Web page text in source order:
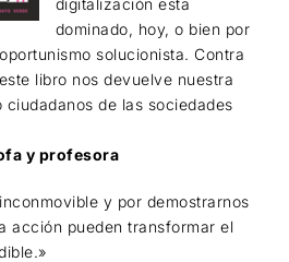
dominado, hoy, o bien por
solucionista. Contra
libro nos devuelve nuestra
de las sociedades
y profesora
y por demostrarnos
acción pueden transformar el